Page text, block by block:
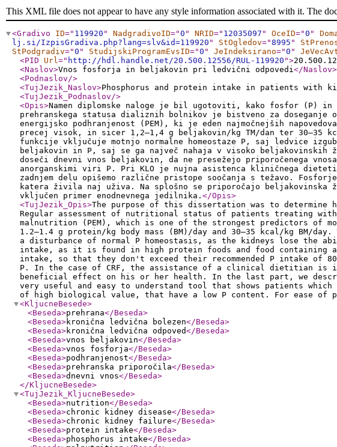
This XML file does not appear to have any style information associated with it. The
<Gradivo ID=" 119920 " NadgradivoID="0 " NRID=" 12035097 " OceID="0 "
lj.si/IzpisGradiva.php?lang=slv&id=119920 " StOgledov="8995 "
StPodgradiv="0 " StudijskiProgramEvsID="0 " JeIndeksirano="0 "
<PID
Url=" http://hdl.handle.net/20.500.12556/RUL-119920 ">
<Naslov>Vnos fosforja in beljakovin pri ledvični odpovedi</Naslov>
<Podnaslov/>
<TujJezik_Naslov>Phosphorus and protein intake in patients with
<TujJezik_Podnaslov/>
<Opis>Namen diplomske naloge je bil ugotoviti, kako fosfor (P) in
prehranskega statusa dializnih bolnikov je bistveno za
energijsko podhranjenost (PEM), ki je eden najmočnejših
precej visok, in sicer 1,2–1,4 g beljakovin/kg TM/dan ter 30–35
funkcije vključuje motnjo normalne homeostaze P, saj ledvice
beljakovin in P, saj se ga največ nahaja v visoko
doseči dnevni vnos beljakovin, da ne presežejo priporočenega
anorganskimi viri P. Pri KLO je nujna asistenca kliničnega
zadnjem delu opišemo različne pristope soočanja s težavo.
katera živila naj uživa. Na splošno se priporočajo
vključen primer enodnevnega jedilnika. </Opis>
<TujJezik_Opis>The purpose of this dissertation was to
Regular assessment of nutritional status of patients treating
malnutrition (PEM), which is one of the strongest predictors of
1.2–1.4 g protein/kg body mass (BM)/day and 30–35 kcal/kg BM/
a disturbance of normal P homeostasis, as the kidneys lose the
intake, as it is found in high protein foods and food
intake, so that they don't exceed their recommended P intake of
P. In the case of CRF, the assistance of a clinical dietitian is
beneficial effect on his or her health. In the last part, we
very useful and easy to understand tool that shows patients
of high biological value, that have a low P content. For ease of
<KljucneBesede>
<Beseda>prehrana</Beseda>
<Beseda>kronična ledvična bolezen</Beseda>
<Beseda>kronična ledvična odpoved</Beseda>
<Beseda>vnos beljakovin</Beseda>
<Beseda>vnos fosforja</Beseda>
<Beseda>podhranjenost</Beseda>
<Beseda>prehranska priporočila</Beseda>
<Beseda>dnevni vnos</Beseda>
</KljucneBesede>
<TujJezik_KljucneBesede>
<Beseda>nutrition</Beseda>
<Beseda>chronic kidney disease</Beseda>
<Beseda>chronic kidney failure</Beseda>
<Beseda>protein intake</Beseda>
<Beseda>phosphorus intake</Beseda>